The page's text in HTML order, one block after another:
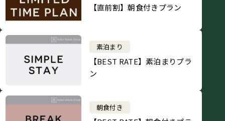
【直前割】朝食付きプラン
素泊まり
【BEST RATE】素泊まりプラ
ン
朝食付き